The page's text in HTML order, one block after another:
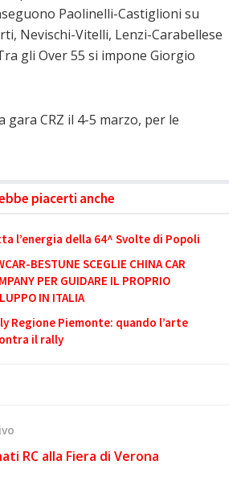
Paolinelli-Castiglioni su
Nevischi-Vitelli, Lenzi-Carabellese
gli Over 55 si impone Giorgio
gara CRZ il 4-5 marzo, per le
piacerti anche
l’energia della 64^ Svolte di Popoli
BESTUNE SCEGLIE CHINA CAR
PER GUIDARE IL PROPRIO
IN ITALIA
Regione Piemonte: quando l’arte
il rally
RC alla Fiera di Verona